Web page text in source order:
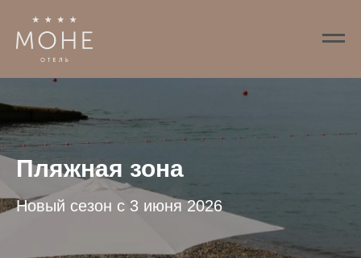
Пляжная зона
Новый сезон с 3 июня 2026